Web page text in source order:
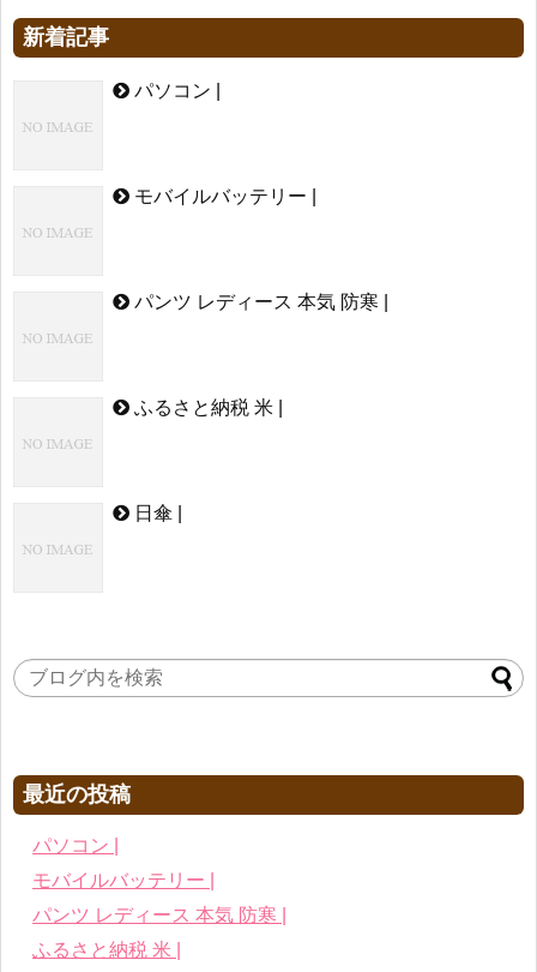
新着記事
パソコン |
モバイルバッテリー |
パンツ レディース 本気 防寒 |
ふるさと納税 米 |
日傘 |
最近の投稿
パソコン |
モバイルバッテリー |
パンツ レディース 本気 防寒 |
ふるさと納税 米 |